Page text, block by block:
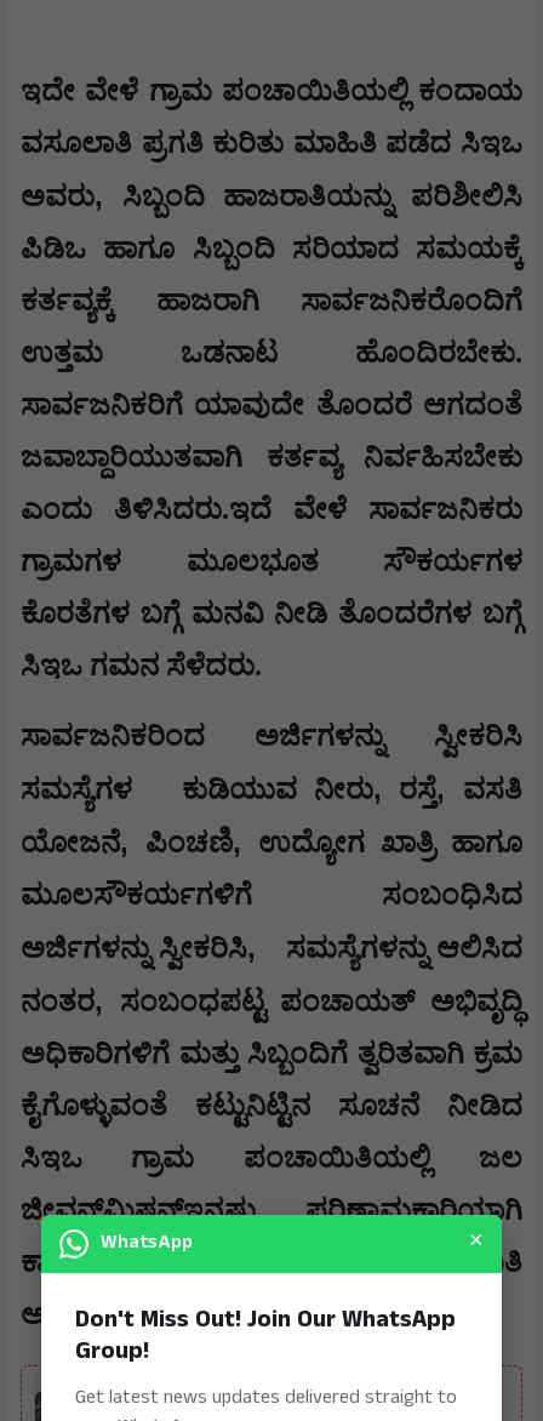
ಇದೇ ವೇಳೆ ಗ್ರಾಮ ಪಂಚಾಯಿತಿಯಲ್ಲಿ ಕಂದಾಯ
ವಸೂಲಾತಿ ಪ್ರಗತಿ ಕುರಿತು ಮಾಹಿತಿ ಪಡೆದ ಸಿಇಒ
ಅವರು, ಸಿಬ್ಬಂದಿ ಹಾಜರಾತಿಯನ್ನು ಪರಿಶೀಲಿಸಿ
ಪಿಡಿಒ ಹಾಗೂ ಸಿಬ್ಬಂದಿ ಸರಿಯಾದ ಸಮಯಕ್ಕೆ
ಕರ್ತವ್ಯಕ್ಕೆ ಹಾಜರಾಗಿ ಸಾರ್ವಜನಿಕರೊಂದಿಗೆ
ಉತ್ತಮ ಒಡನಾಟ ಹೊಂದಿರಬೇಕು.
ಸಾರ್ವಜನಿಕರಿಗೆ ಯಾವುದೇ ತೊಂದರೆ ಆಗದಂತೆ
ಜವಾಬ್ದಾರಿಯುತವಾಗಿ ಕರ್ತವ್ಯ ನಿರ್ವಹಿಸಬೇಕು
ಎಂದು ತಿಳಿಸಿದರು.ಇದೆ ವೇಳೆ ಸಾರ್ವಜನಿಕರು
ಗ್ರಾಮಗಳ ಮೂಲಭೂತ ಸೌಕರ್ಯಗಳ
ಕೊರತೆಗಳ ಬಗ್ಗೆ ಮನವಿ ನೀಡಿ ತೊಂದರೆಗಳ ಬಗ್ಗೆ
ಸಿಇಒ ಗಮನ ಸೆಳೆದರು.
ಸಾರ್ವಜನಿಕರಿಂದ ಅರ್ಜಿಗಳನ್ನು ಸ್ವೀಕರಿಸಿ
ಸಮಸ್ಯೆಗಳ
ಕುಡಿಯುವ ನೀರು, ರಸ್ತೆ, ವಸತಿ
ಯೋಜನೆ, ಪಿಂಚಣಿ, ಉದ್ಯೋಗ ಖಾತ್ರಿ ಹಾಗೂ
ಮೂಲಸೌಕರ್ಯಗಳಿಗೆ ಸಂಬಂಧಿಸಿದ
ಅರ್ಜಿಗಳನ್ನು ಸ್ವೀಕರಿಸಿ,
ಸಮಸ್ಯೆಗಳನ್ನು ಆಲಿಸಿದ
ನಂತರ, ಸಂಬಂಧಪಟ್ಟ ಪಂಚಾಯತ್ ಅಭಿವೃದ್ಧಿ
ಅಧಿಕಾರಿಗಳಿಗೆ ಮತ್ತು ಸಿಬ್ಬಂದಿಗೆ ತ್ವರಿತವಾಗಿ ಕ್ರಮ
ಕೈಗೊಳ್ಳುವಂತೆ ಕಟ್ಟುನಿಟ್ಟಿನ ಸೂಚನೆ ನೀಡಿದ
ಸಿಇಒ ಗ್ರಾಮ ಪಂಚಾಯಿತಿಯಲ್ಲಿ ಜಲ
ಜೀವನ್‌ಮಿಷನ್‌ಇನ್ನಷ್ಟು ಪರಿಣಾಮಕಾರಿಯಾಗಿ
ಕಾರ್ಯಗತಗೊಳಿಸಿ ಎಂದು ಪಂಚಾಯಿತಿ
ಅಧಿಕಾರಿಗಳಿಗೆ ಕಟ್ಟುನಿಟ್ಟಿನ ಸೂಚನೆ ನೀಡಿದರು.
ALSO READ
ಬಿಡದಿ ಟೌನ್‌ಶಿಪ್‌ ಯೋಜನೆ ವಿರುದ್ಧ ಕುಮಾರಸ್ವಾಮಿ,
WhatsApp ×
Don't Miss Out! Join Our WhatsApp
Group!
Get latest news updates delivered straight to